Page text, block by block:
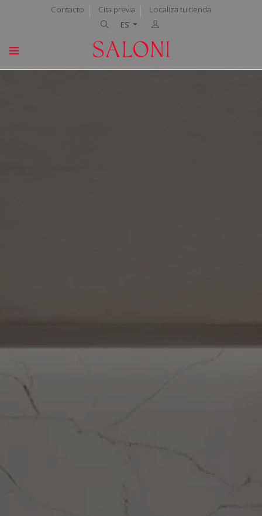
Contacto Cita previa
Localiza tu tienda
ES